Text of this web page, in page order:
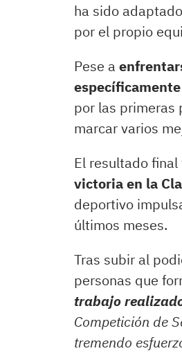
ha sido
por el propio
Pese a
por las primeras
marcar varios
El resultado final
victoria en la
deportivo
últimos meses.
Tras subir al
personas que
trabajo
Competición de
tremendo